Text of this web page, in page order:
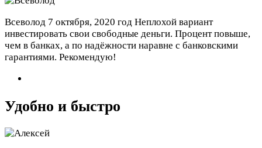
Всеволод 7 октября, 2020 год Неплохой вариант
инвестировать свои свободные деньги. Процент повыше,
чем в банках, а по надёжности наравне с банковскими
гарантиями. Рекомендую!
Удобно и быстро